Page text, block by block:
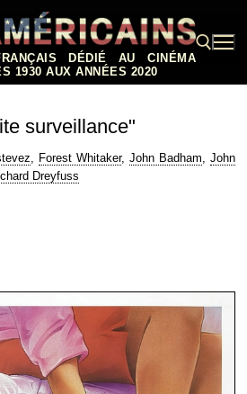
DÉDIÉ AU CINÉMA
1930 AUX ANNÉES 2020
surveillance"
, Forest Whitaker, John Badham, John
Dreyfuss